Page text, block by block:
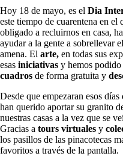
Hoy 18 de mayo, es el Dia
este tiempo de cuarentena en
obligado a recluirnos en casa,
ayudar a la gente a sobrellevar
amena. El arte, en todas sus
esas iniciativas y hemos podido
cuadros de forma gratuita y
Desde que empezaran esos
han querido aportar su granito
nuestras casas a la vez que se
Gracias a tours virtuales y
los pasillos de las pinacotecas
favoritos a través de la pantalla.